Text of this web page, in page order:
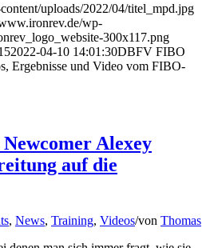
uploads/2022/04/titel_mpd.jpg
wp-
300x117.png
2022-04-10 14:01:30DBFV FIBO
Ergebnisse und Video vom FIBO-
Alexey
auf die
, News, Training, Videos/von Thomas